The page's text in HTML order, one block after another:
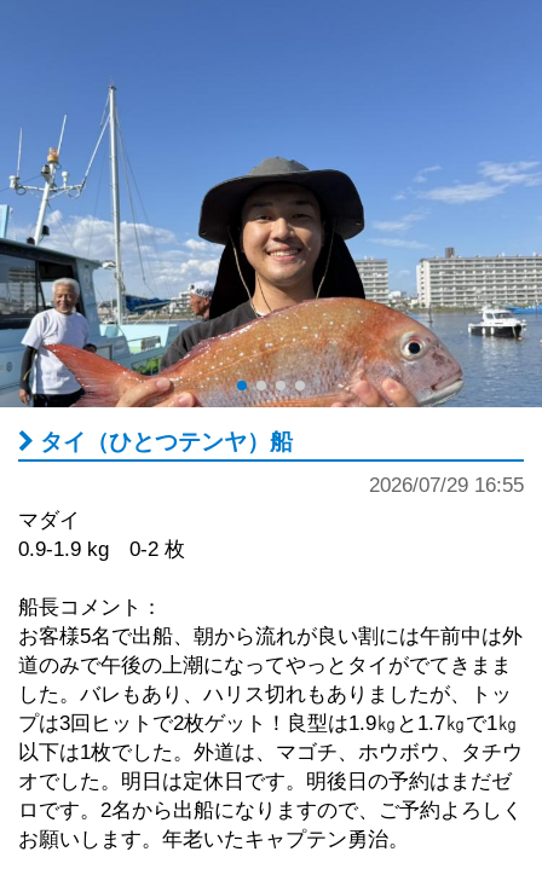
タイ（ひとつテンヤ）船
2026/07/29 16:55
マダイ
0.9-1.9 kg 0-2 枚
船長コメント：
お客様5名で出船、朝から流れが良い割には午前中は外
道のみで午後の上潮になってやっとタイがでてきまま
した。バレもあり、ハリス切れもありましたが、トッ
プは3回ヒットで2枚ゲット！良型は1.9㎏と1.7㎏で1㎏
以下は1枚でした。外道は、マゴチ、ホウボウ、タチウ
オでした。明日は定休日です。明後日の予約はまだゼ
ロです。2名から出船になりますので、ご予約よろしく
お願いします。年老いたキャプテン勇治。